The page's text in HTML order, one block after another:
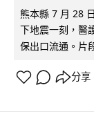
熊本縣 7 月 28
下地震一刻，醫
保出口流通。片
分享